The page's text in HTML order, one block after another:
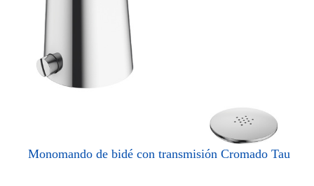
Monomando de bidé con transmisión Cromado Tau